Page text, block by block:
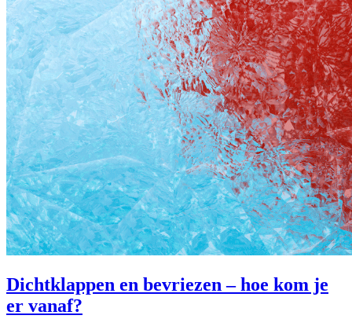
Dichtklappen en bevriezen – hoe kom je
er vanaf?